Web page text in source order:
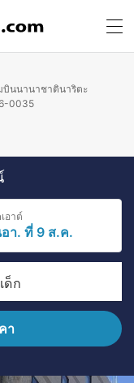
บินนานาชาตินาริตะ
0035
อาต์
า. ที่ 9 ส.ค.
เด็ก
า